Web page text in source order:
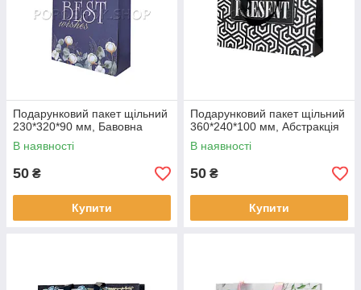
Подарунковий пакет щільний
230*320*90 мм, Бавовна
В наявності
50 ₴
Купити
Подарунковий пакет щільний
360*240*100 мм, Абстракція
В наявності
50 ₴
Купити